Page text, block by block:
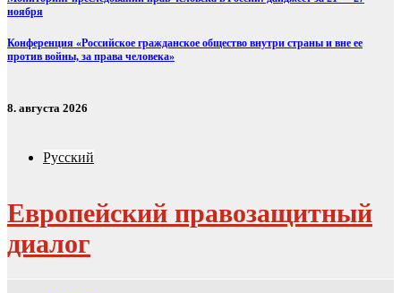
ноября
Конференция «Российское гражданское общество внутри страны и вне ее
против войны, за права человека»
8. августа 2026
Русский
Европейский правозащитный
диалог